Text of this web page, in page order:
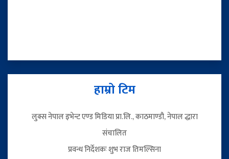
हाम्रो टिम
लुक्स नेपाल इभेन्ट एण्ड मिडिया प्रा.लि., काठमाण्डौ, नेपाल द्धारा
संचालित
प्रवन्ध निर्देशकः शुभ राज तिमल्सिना